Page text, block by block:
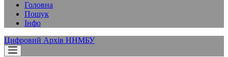
Головна
Пошук
Інфо
Цифровий Архів ННМБУ